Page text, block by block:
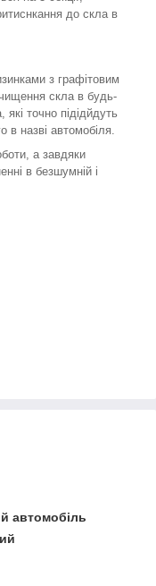
до скла в
з графітовим
скла в будь-
точно підідйдуть
в назві автомобіля.
а завдяки
в безшумній і
автомобіль